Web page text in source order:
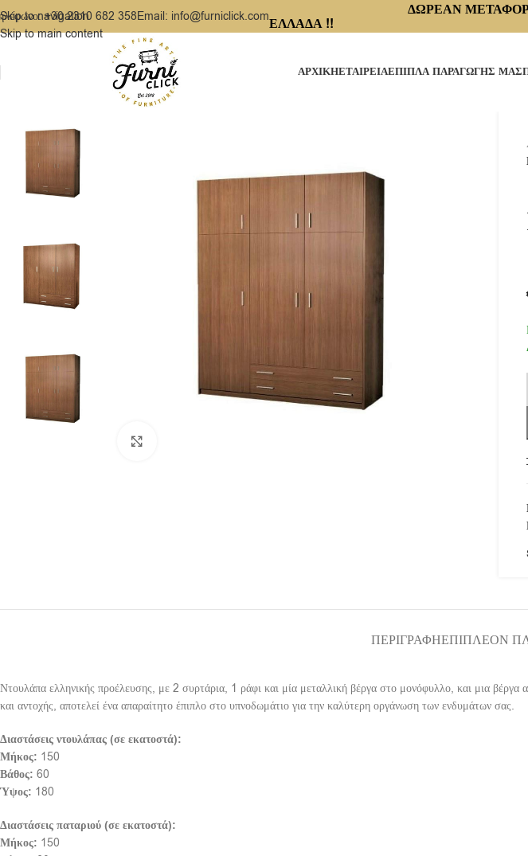
Skip to navigation
Skip to main content
+30 2310 682 358Email: info@furniclick.com
ΔΩΡΕΑΝ
ΕΛΛΑΔΑ !!
ΑΡΧΙΚΗΕΤΑΙΡΕΙΑΕΠΙΠΛΑ ΠΑΡΑΓΩΓΗΣ ΜΑΣ
ΠΕΡΙΓΡΑΦΉΕΠΙΠΛΈΟΝ
Ντουλάπα ελληνικής προέλευσης, με 2 συρτάρια, 1 ράφι και μία μεταλλική βέργα στο μονόφυλλο, και μια
και αντοχής, αποτελεί ένα απαραίτητο έπιπλο στο υπνοδωμάτιο για την καλύτερη οργάνωση των ενδυμάτων σας.
Διαστάσεις ντουλάπας (σε εκατοστά):
Μήκος: 150
Βάθος: 60
Ύψος: 180
Διαστάσεις παταριού (σε εκατοστά):
Μήκος: 150